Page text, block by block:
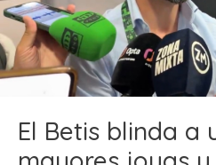
El Betis blinda a